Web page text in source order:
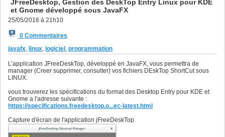
JFreeDesktop, Gestion des DeskTop Entry Linux pour KDE
et Gnome développé sous JavaFX
25/05/2016 à 21h10
0 Commentaires
javafx, linux, logiciel, programmation
L’application JFreeDeskTop, développé en JavaFX, vous permettra de
manager (Creer supprimer, consulter) vos fichiers DEskTop ShortCut sous
LINUX.
vous trouverez les spécifications du format des Desktop Entry pour KDE et
Gnome a l'adresse suivante :
https://specifications.freedesktop.o...ec-latest.html
Capture d'écran de l'application jFreeDeskTop